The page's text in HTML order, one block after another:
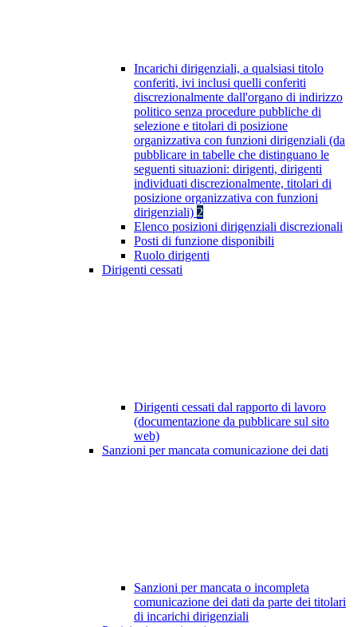
Incarichi dirigenziali, a qualsiasi titolo
conferiti, ivi inclusi quelli conferiti
discrezionalmente dall'organo di indirizzo
politico senza procedure pubbliche di
selezione e titolari di posizione
organizzativa con funzioni dirigenziali (da
pubblicare in tabelle che distinguano le
seguenti situazioni: dirigenti, dirigenti
individuati discrezionalmente, titolari di
posizione organizzativa con funzioni
dirigenziali) 2
Elenco posizioni dirigenziali discrezionali
Posti di funzione disponibili
Ruolo dirigenti
Dirigenti cessati
Dirigenti cessati dal rapporto di lavoro
(documentazione da pubblicare sul sito
web)
Sanzioni per mancata comunicazione dei dati
Sanzioni per mancata o incompleta
comunicazione dei dati da parte dei titolari
di incarichi dirigenziali